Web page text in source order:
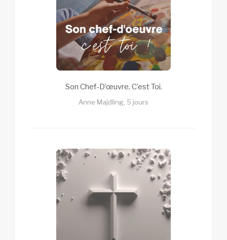
Son Chef-D’œuvre, C’est Toi.
Anne Majdling, 5 jours